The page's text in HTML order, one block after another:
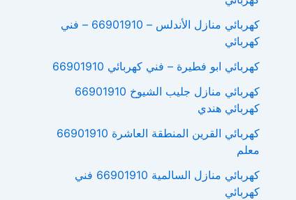
كهربائي منازل الأندلس – 66901910 – فني
كهربائي
كهربائي ابو فطيرة – فني كهربائي 66901910
كهربائي منازل جليب الشيوخ 66901910
كهربائي هندي
كهربائي القرين المنطقة العاشرة 66901910
معلم
كهربائي منازل السالمية 66901910 فني
كهربائي